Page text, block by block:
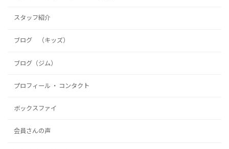
スタッフ紹介
ブログ （キッズ）
ブログ（ジム）
プロフィール ・ コンタクト
ボックスファイ
会員さんの声